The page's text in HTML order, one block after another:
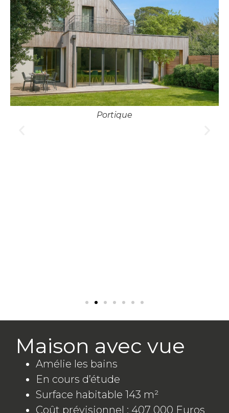
Portique
Maison avec vue
Amélie les bains
En cours d’étude
Surface habitable 143 m²
Coût prévisionnel : 407 000 Euros